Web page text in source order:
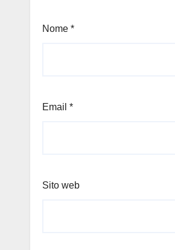
Nome *
Email *
Sito web